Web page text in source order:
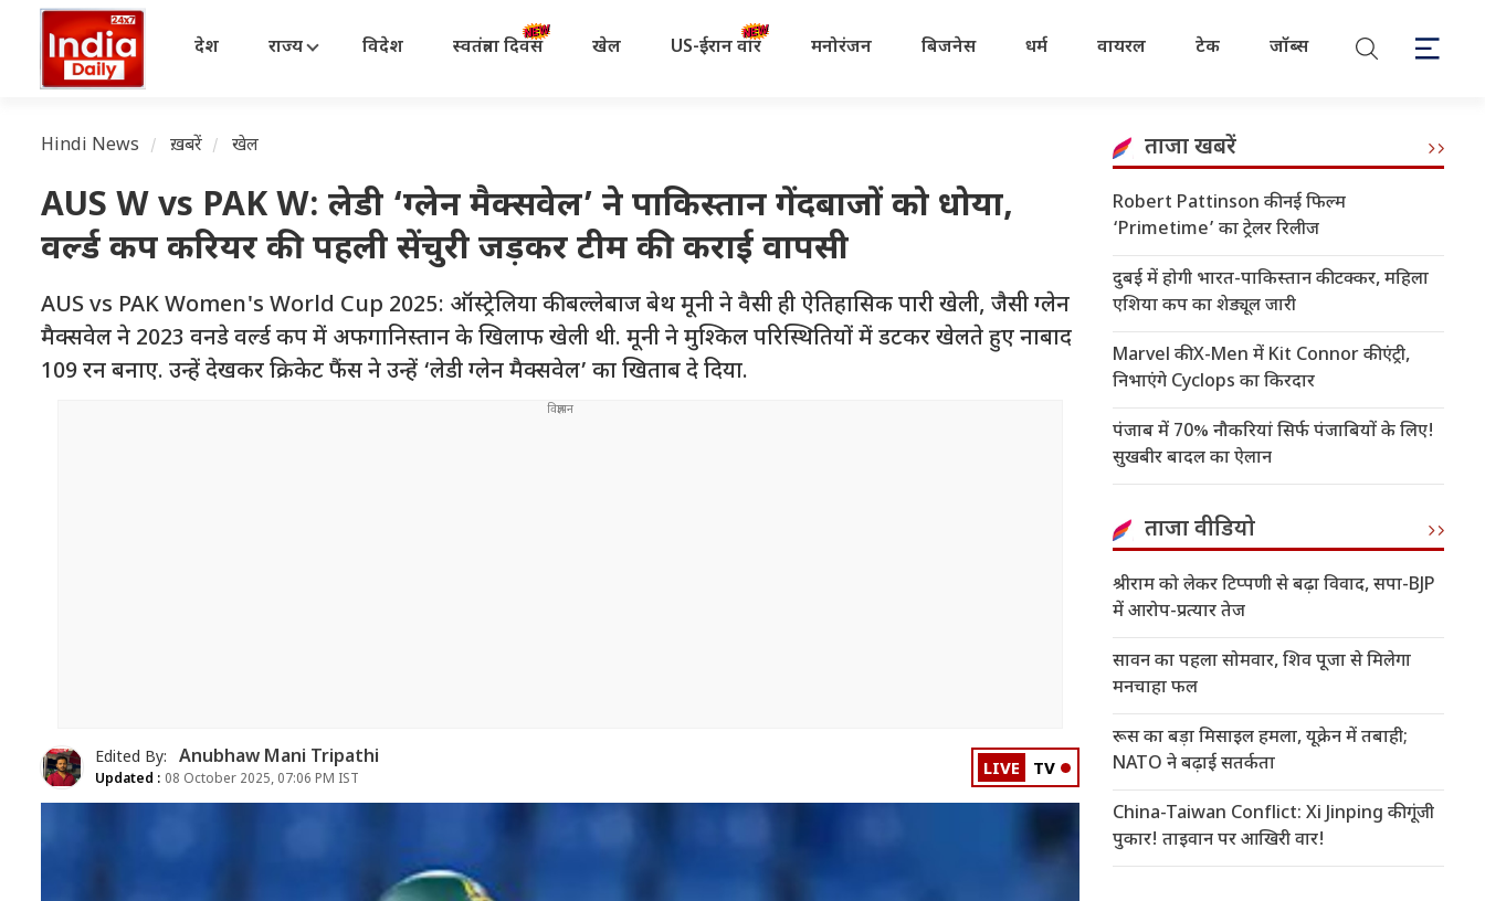
देश राज्य विदेश स्वतंत्रता दिवस खेल US-ईरान वॉर मनोरंजन बिजनेस धर्म वायरल टेक जॉब्स
Hindi News ख़बरें खेल
AUS W vs PAK W: लेडी ‘ग्लेन मैक्सवेल’ ने पाकिस्तान गेंदबाजों को धोया,
वर्ल्ड कप करियर की पहली सेंचुरी जड़कर टीम की कराई वापसी
AUS vs PAK Women's World Cup 2025: ऑस्ट्रेलिया की बल्लेबाज बेथ मूनी ने वैसी ही ऐतिहासिक पारी खेली, जैसी ग्लेन
मैक्सवेल ने 2023 वनडे वर्ल्ड कप में अफगानिस्तान के खिलाफ खेली थी. मूनी ने मुश्किल परिस्थितियों में डटकर खेलते हुए नाबाद
109 रन बनाए. उन्हें देखकर क्रिकेट फैंस ने उन्हें ‘लेडी ग्लेन मैक्सवेल’ का खिताब दे दिया.
Edited By: Anubhaw Mani Tripathi
Updated : 08 October 2025, 07:06 PM IST LIVE TV
ताजा खबरें
Robert Pattinson की नई फिल्म
‘Primetime’ का ट्रेलर रिलीज
दुबई में होगी भारत-पाकिस्तान की टक्कर, महिला
एशिया कप का शेड्यूल जारी
Marvel की X-Men में Kit Connor की एंट्री,
निभाएंगे Cyclops का किरदार
पंजाब में 70% नौकरियां सिर्फ पंजाबियों के लिए!
सुखबीर बादल का ऐलान
ताजा वीडियो
श्रीराम को लेकर टिप्पणी से बढ़ा विवाद, सपा-BJP
में आरोप-प्रत्यार तेज
सावन का पहला सोमवार, शिव पूजा से मिलेगा
मनचाहा फल
रूस का बड़ा मिसाइल हमला, यूक्रेन में तबाही;
NATO ने बढ़ाई सतर्कता
China-Taiwan Conflict: Xi Jinping की गूंजी
पुकार! ताइवान पर आखिरी वार!